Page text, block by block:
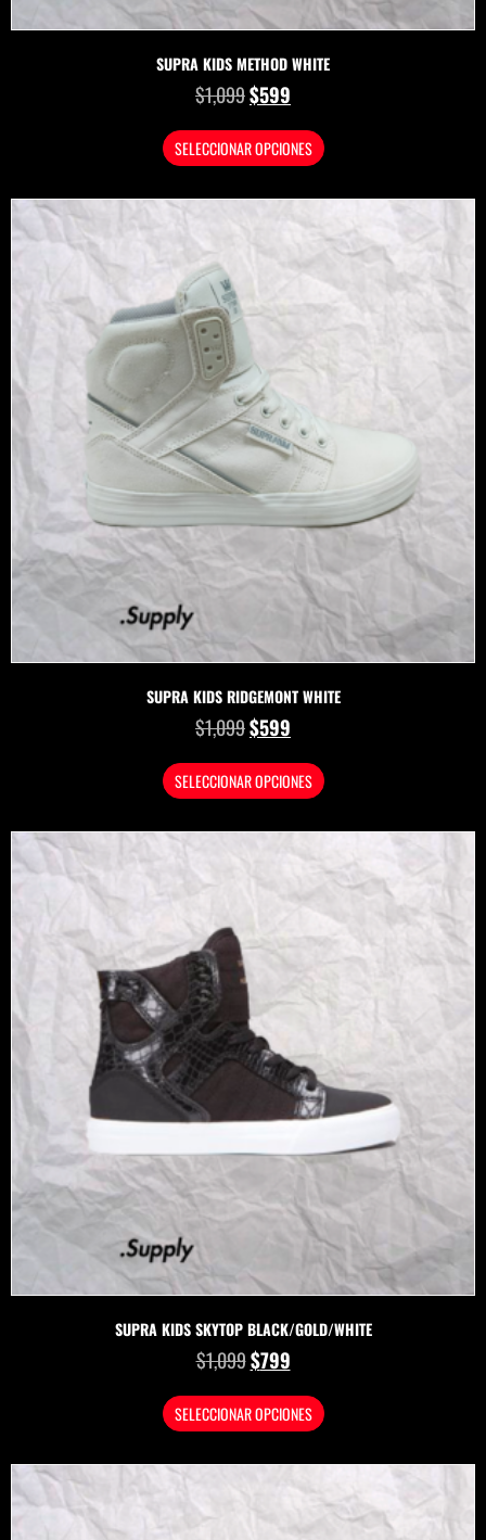
SUPRA KIDS METHOD WHITE
$1,099$599
SELECCIONAR OPCIONES
SUPRA KIDS RIDGEMONT WHITE
$1,099$599
SELECCIONAR OPCIONES
SUPRA KIDS SKYTOP BLACK/GOLD/WHITE
$1,099$799
SELECCIONAR OPCIONES